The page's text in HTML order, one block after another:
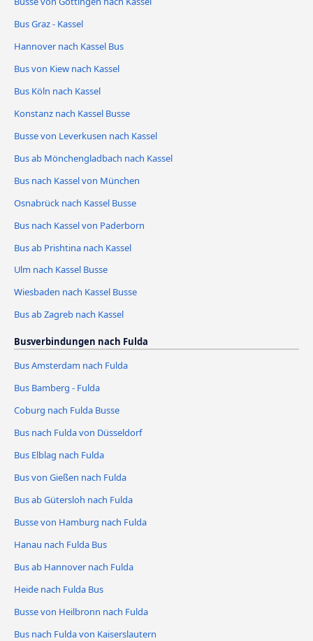
Bus Graz - Kassel
Hannover nach Kassel Bus
Bus von Kiew nach Kassel
Bus Köln nach Kassel
Konstanz nach Kassel Busse
Busse von Leverkusen nach Kassel
Bus ab Mönchengladbach nach Kassel
Bus nach Kassel von München
Osnabrück nach Kassel Busse
Bus nach Kassel von Paderborn
Bus ab Prishtina nach Kassel
Ulm nach Kassel Busse
Wiesbaden nach Kassel Busse
Bus ab Zagreb nach Kassel
Busverbindungen nach Fulda
Bus Amsterdam nach Fulda
Bus Bamberg - Fulda
Coburg nach Fulda Busse
Bus nach Fulda von Düsseldorf
Bus Elblag nach Fulda
Bus von Gießen nach Fulda
Bus ab Gütersloh nach Fulda
Busse von Hamburg nach Fulda
Hanau nach Fulda Bus
Bus ab Hannover nach Fulda
Heide nach Fulda Bus
Busse von Heilbronn nach Fulda
Bus nach Fulda von Kaiserslautern